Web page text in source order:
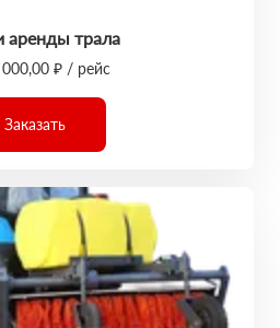
аренды трала
₽ / рейс
Заказать